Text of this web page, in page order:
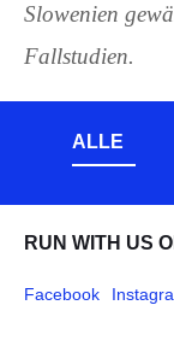
Slowenien
Fallstudien.
ALLE
RUN WITH US
Facebook